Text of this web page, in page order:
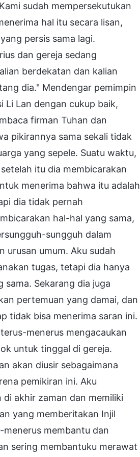
sudah mempersekutukan
hal itu secara lisan,
persis sama lagi.
dan gereja sedang
berdekatan dan kalian
dia." Mendengar pemimpin
Li Lan dengan cukup baik,
firman Tuhan dan
pikirannya sama sekali tidak
yang sepele. Suatu waktu,
itu dia membicarakan
menerima bahwa itu adalah
dia tidak pernah
hal-hal yang sama,
sungguh dalam
urusan umum. Aku sudah
tugas, tetapi dia hanya
sama. Sekarang dia juga
pertemuan yang damai, dan
tidak bisa menerima saran ini.
menerus mengacaukan
untuk tinggal di gereja.
akan diusir sebagaimana
pemikiran ini. Aku
akhir zaman dan memiliki
yang memberitakan Injil
membantu dan
sering membantuku merawat